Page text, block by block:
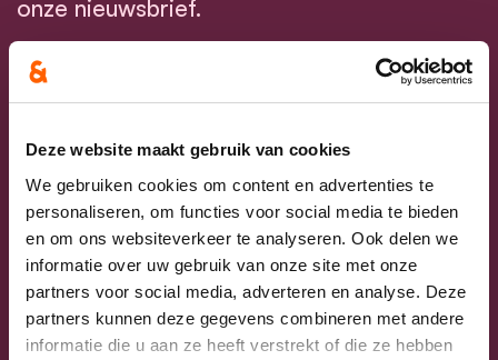
Deze website maakt gebruik van cookies
We gebruiken cookies om content en advertenties te
personaliseren, om functies voor social media te bieden
en om ons websiteverkeer te analyseren. Ook delen we
informatie over uw gebruik van onze site met onze
partners voor social media, adverteren en analyse. Deze
partners kunnen deze gegevens combineren met andere
informatie die u aan ze heeft verstrekt of die ze hebben
onze nieuwsbrief.
E-mailadres
Postcode
Ja, ik aanvaard de privacyvoorwaarden.
Klik hierom de privacyvoorwaarden te raadplegen